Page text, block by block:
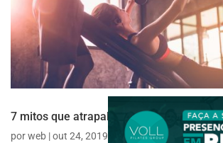
7 mitos que atrapalham os profissionais
porweb |out 24, 2019 Atuação Profissional